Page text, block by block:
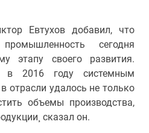
Евтухов добавил, что
сегодня
этапу своего развития.
в 2016 году системным
отрасли удалось не только
объемы производства,
сказал он.